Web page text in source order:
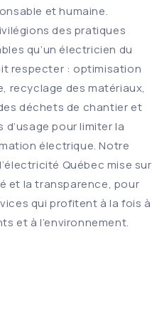
et humaine.
des pratiques
qu’un électricien du
respecter : optimisation
recyclage des matériaux,
déchets de chantier et
d’usage pour limiter la
électrique. Notre
Québec mise sur
et la transparence, pour
qui profitent à la fois à
et à l’environnement.